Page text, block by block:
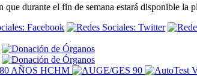
que durante el fin de semana estará disponible